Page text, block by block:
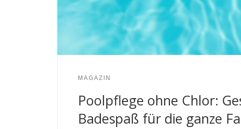
MAGAZIN
Poolpflege ohne Chlor:
Badespaß für die ganze